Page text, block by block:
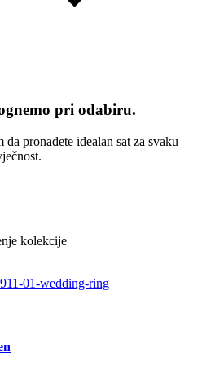
pri odabiru.
pronađete idealan sat za svaku
kolekcije